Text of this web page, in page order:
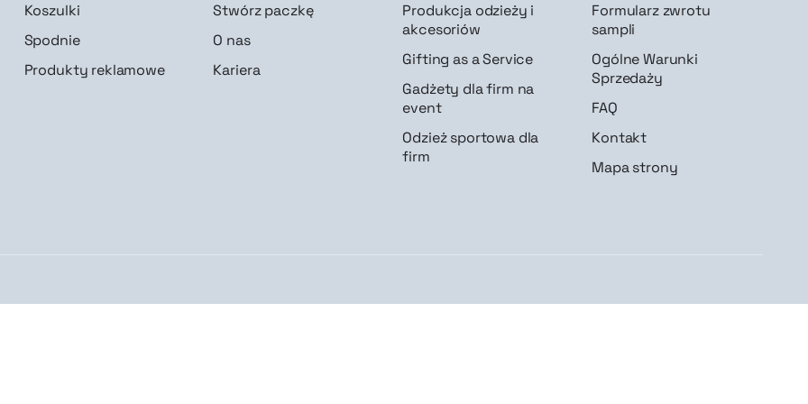
Koszulki
Spodnie
Produkty reklamowe
Stwórz paczkę
O nas
Kariera
Produkcja odzieży i
akcesoriów
Gifting as a Service
Gadżety dla firm na
event
Odzież sportowa dla
firm
Formularz zwrotu
sampli
Ogólne Warunki
Sprzedaży
FAQ
Kontakt
Mapa strony